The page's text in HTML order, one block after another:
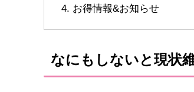
お得情報&お知らせ
なにもしないと現状